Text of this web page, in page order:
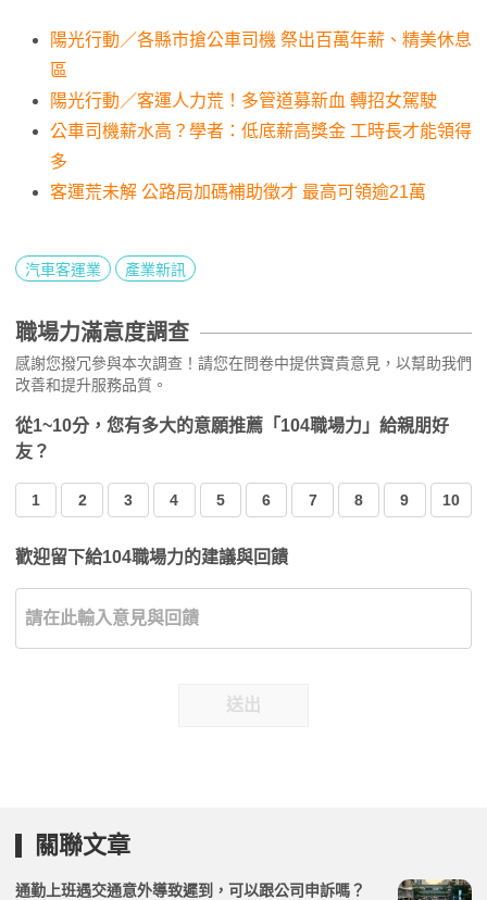
陽光行動／各縣市搶公車司機 祭出百萬年薪、精美休息
區
陽光行動／客運人力荒！多管道募新血 轉招女駕駛
公車司機薪水高？學者：低底薪高獎金 工時長才能領得
多
客運荒未解 公路局加碼補助徵才 最高可領逾21萬
汽車客運業 產業新訊
職場力滿意度調查
感謝您撥冗參與本次調查！請您在問卷中提供寶貴意見，以幫助我們
改善和提升服務品質。
從1~10分，您有多大的意願推薦「104職場力」給親朋好
友？
1 2 3 4 5 6 7 8 9 10
歡迎留下給104職場力的建議與回饋
送出
關聯文章
通勤上班遇交通意外導致遲到，可以跟公司申訴嗎？